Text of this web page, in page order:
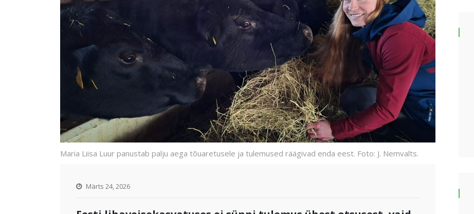
Maria Liisa Luur panustab palju aega tõuaretusele ja tulemused räägivad enda eest. Foto: J. Nemvalts.
Märts 24, 2026